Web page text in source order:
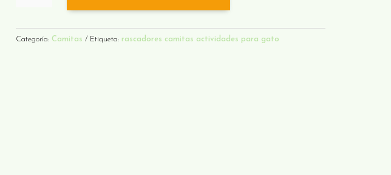
CANTIDAD
Categoría: Camitas Etiqueta: rascadores camitas actividades para gato